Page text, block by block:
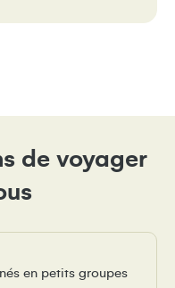
de voyager
en petits groupes